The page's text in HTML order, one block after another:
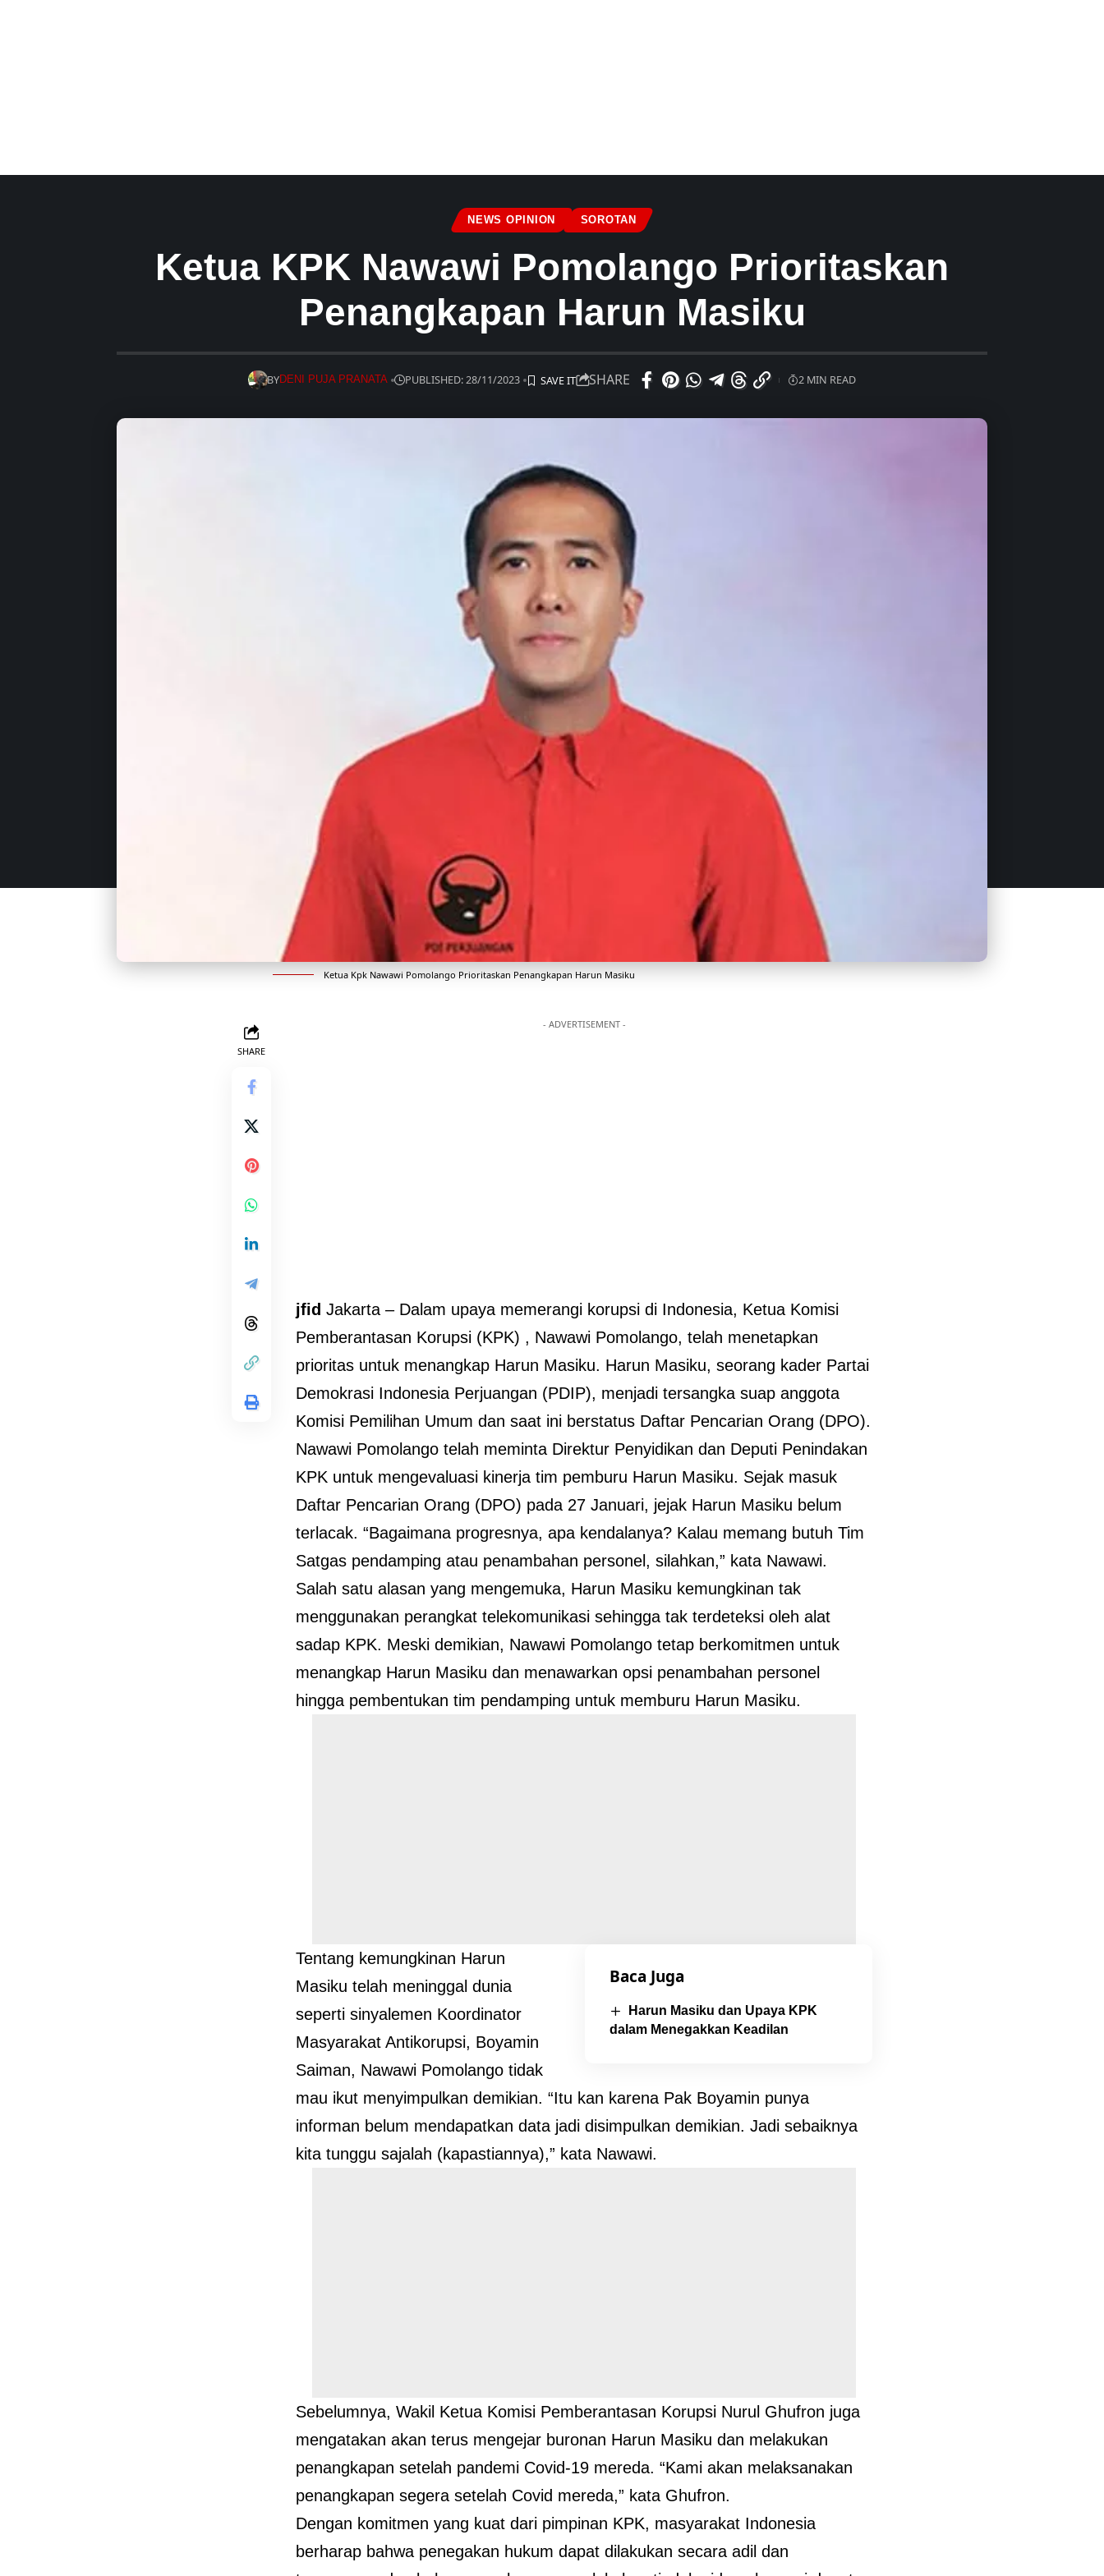
NEWS OPINION SOROTAN
Ketua KPK Nawawi Pomolango Prioritaskan
Penangkapan Harun Masiku
BYDENI PUJA PRANATA PUBLISHED: 28/11/2023 SHARE 2 MIN READ
Ketua Kpk Nawawi Pomolango Prioritaskan Penangkapan Harun Masiku
SHARE
- ADVERTISEMENT -
jfid Jakarta – Dalam upaya memerangi korupsi di Indonesia, Ketua Komisi
Pemberantasan Korupsi (KPK) , Nawawi Pomolango, telah menetapkan
prioritas untuk menangkap Harun Masiku. Harun Masiku, seorang kader Partai
Demokrasi Indonesia Perjuangan (PDIP), menjadi tersangka suap anggota
Komisi Pemilihan Umum dan saat ini berstatus Daftar Pencarian Orang (DPO).
Nawawi Pomolango telah meminta Direktur Penyidikan dan Deputi Penindakan
KPK untuk mengevaluasi kinerja tim pemburu Harun Masiku. Sejak masuk
Daftar Pencarian Orang (DPO) pada 27 Januari, jejak Harun Masiku belum
terlacak. “Bagaimana progresnya, apa kendalanya? Kalau memang butuh Tim
Satgas pendamping atau penambahan personel, silahkan,” kata Nawawi.
Salah satu alasan yang mengemuka, Harun Masiku kemungkinan tak
menggunakan perangkat telekomunikasi sehingga tak terdeteksi oleh alat
sadap KPK. Meski demikian, Nawawi Pomolango tetap berkomitmen untuk
menangkap Harun Masiku dan menawarkan opsi penambahan personel
hingga pembentukan tim pendamping untuk memburu Harun Masiku.
Baca Juga
Harun Masiku dan Upaya KPK
dalam Menegakkan Keadilan
Tentang kemungkinan Harun
Masiku telah meninggal dunia
seperti sinyalemen Koordinator
Masyarakat Antikorupsi, Boyamin
Saiman, Nawawi Pomolango tidak
mau ikut menyimpulkan demikian. “Itu kan karena Pak Boyamin punya
informan belum mendapatkan data jadi disimpulkan demikian. Jadi sebaiknya
kita tunggu sajalah (kapastiannya),” kata Nawawi.
Sebelumnya, Wakil Ketua Komisi Pemberantasan Korupsi Nurul Ghufron juga
mengatakan akan terus mengejar buronan Harun Masiku dan melakukan
penangkapan setelah pandemi Covid-19 mereda. “Kami akan melaksanakan
penangkapan segera setelah Covid mereda,” kata Ghufron.
Dengan komitmen yang kuat dari pimpinan KPK, masyarakat Indonesia
berharap bahwa penegakan hukum dapat dilakukan secara adil dan